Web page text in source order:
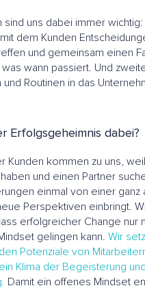
sind uns dabei immer
dem Kunden
und gemeinsam einen
wann passiert. Und
Routinen in das
Erfolgsgeheimnis dabei?
Kunden kommen zu uns,
und einen Partner
einmal von einer ganz
Perspektiven einbringt.
erfolgreicher Change nur
gelingen kann. Wir
Potenziale von
Klima der Begeisterung
Damit ein offenes Mindset